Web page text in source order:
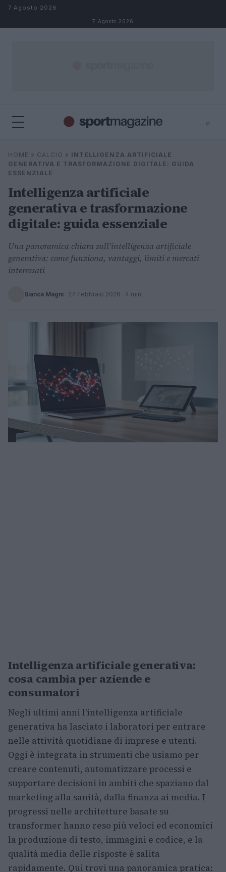
Salta al contenuto
7 Agosto 2026
7 Agosto 2026
⌕
Cerca
HOME » CALCIO » INTELLIGENZA ARTIFICIALE
GENERATIVA E TRASFORMAZIONE DIGITALE: GUIDA
ESSENZIALE
Intelligenza artificiale
generativa e trasformazione
digitale: guida essenziale
Una panoramica chiara sull'intelligenza artificiale
generativa: come funziona, vantaggi, limiti e mercati
interessati
Bianca Magni · 27 Febbraio 2026 · 4 min
Intelligenza artificiale generativa:
cosa cambia per aziende e
consumatori
Negli ultimi anni l’intelligenza artificiale
generativa ha lasciato i laboratori per entrare
nelle attività quotidiane di imprese e utenti.
Oggi è integrata in strumenti che usiamo per
creare contenuti, automatizzare processi e
supportare decisioni in ambiti che spaziano dal
marketing alla sanità, dalla finanza ai media. I
progressi nelle architetture basate su
transformer hanno reso più veloci ed economici
la produzione di testo, immagini e codice, e la
qualità media delle risposte è salita
rapidamente. Qui trovi una panoramica pratica: